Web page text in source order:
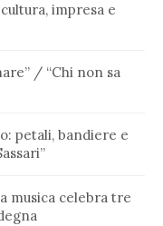
impresa e
/ “Chi non sa
petali, bandiere e
musica celebra tre